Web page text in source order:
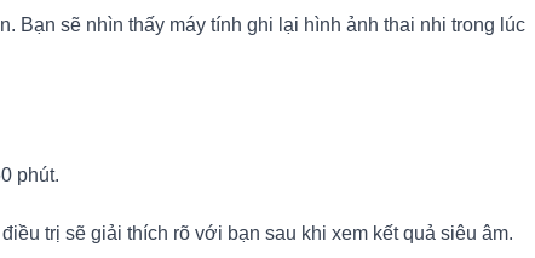
Bạn sẽ nhìn thấy máy tính ghi lại hình ảnh thai nhi trong lúc
phút.
trị sẽ giải thích rõ với bạn sau khi xem kết quả siêu âm.